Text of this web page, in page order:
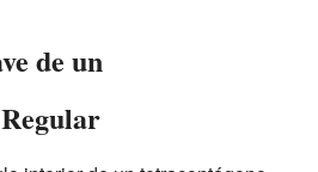
de un